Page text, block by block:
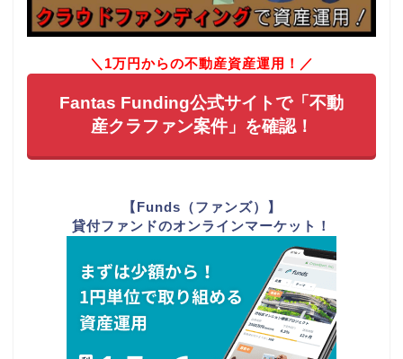
＼1万円からの不動産資産運用！／
Fantas Funding公式サイトで「不動
産クラファン案件」を確認！
【Funds（ファンズ）】
貸付ファンドのオンラインマーケット！